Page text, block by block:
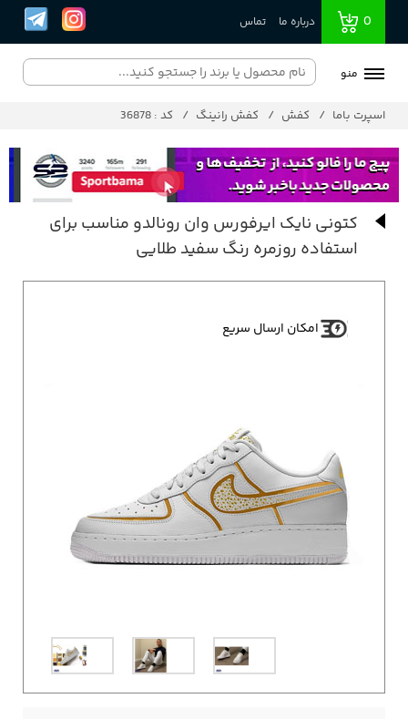
0 درباره ما تماس
منو
اسپرت باما کفش کفش رانینگ کد : 36878
کتونی نایک ایرفورس وان رونالدو مناسب برای
استفاده روزمره رنگ سفید طلایی
امکان ارسال سریع